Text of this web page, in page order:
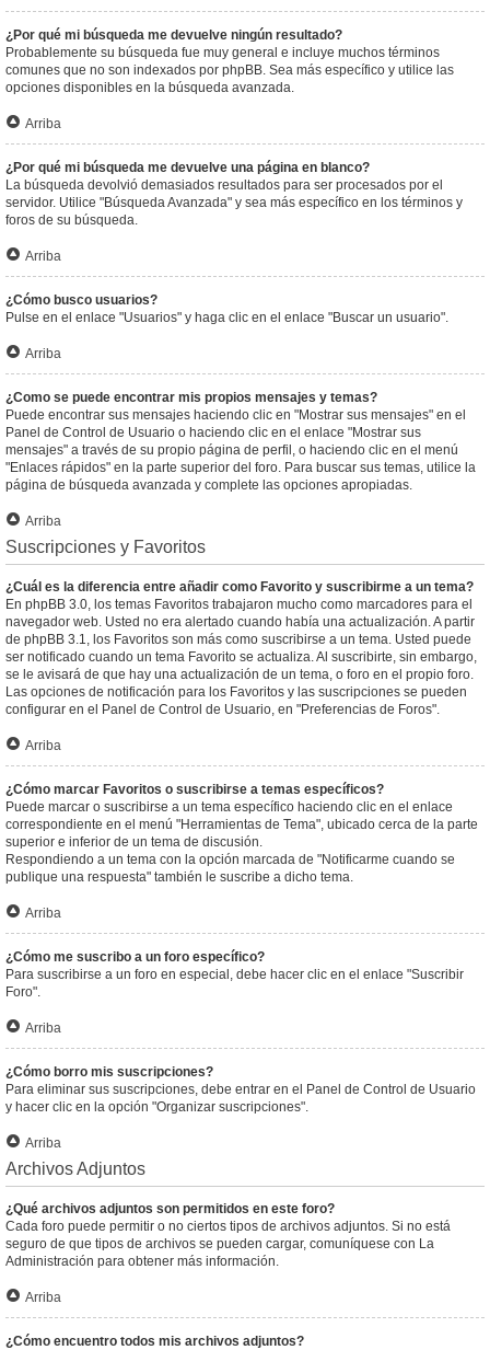
¿Por qué mi búsqueda me devuelve ningún resultado?
Probablemente su búsqueda fue muy general e incluye muchos términos
comunes que no son indexados por phpBB. Sea más específico y utilice las
opciones disponibles en la búsqueda avanzada.
Arriba
¿Por qué mi búsqueda me devuelve una página en blanco?
La búsqueda devolvió demasiados resultados para ser procesados por el
servidor. Utilice "Búsqueda Avanzada" y sea más específico en los términos y
foros de su búsqueda.
Arriba
¿Cómo busco usuarios?
Pulse en el enlace "Usuarios" y haga clic en el enlace "Buscar un usuario".
Arriba
¿Como se puede encontrar mis propios mensajes y temas?
Puede encontrar sus mensajes haciendo clic en "Mostrar sus mensajes" en el
Panel de Control de Usuario o haciendo clic en el enlace "Mostrar sus
mensajes" a través de su propio página de perfil, o haciendo clic en el menú
"Enlaces rápidos" en la parte superior del foro. Para buscar sus temas, utilice la
página de búsqueda avanzada y complete las opciones apropiadas.
Arriba
Suscripciones y Favoritos
¿Cuál es la diferencia entre añadir como Favorito y suscribirme a un tema?
En phpBB 3.0, los temas Favoritos trabajaron mucho como marcadores para el
navegador web. Usted no era alertado cuando había una actualización. A partir
de phpBB 3.1, los Favoritos son más como suscribirse a un tema. Usted puede
ser notificado cuando un tema Favorito se actualiza. Al suscribirte, sin embargo,
se le avisará de que hay una actualización de un tema, o foro en el propio foro.
Las opciones de notificación para los Favoritos y las suscripciones se pueden
configurar en el Panel de Control de Usuario, en "Preferencias de Foros".
Arriba
¿Cómo marcar Favoritos o suscribirse a temas específicos?
Puede marcar o suscribirse a un tema específico haciendo clic en el enlace
correspondiente en el menú "Herramientas de Tema", ubicado cerca de la parte
superior e inferior de un tema de discusión.
Respondiendo a un tema con la opción marcada de "Notificarme cuando se
publique una respuesta" también le suscribe a dicho tema.
Arriba
¿Cómo me suscribo a un foro específico?
Para suscribirse a un foro en especial, debe hacer clic en el enlace "Suscribir
Foro".
Arriba
¿Cómo borro mis suscripciones?
Para eliminar sus suscripciones, debe entrar en el Panel de Control de Usuario
y hacer clic en la opción "Organizar suscripciones".
Arriba
Archivos Adjuntos
¿Qué archivos adjuntos son permitidos en este foro?
Cada foro puede permitir o no ciertos tipos de archivos adjuntos. Si no está
seguro de que tipos de archivos se pueden cargar, comuníquese con La
Administración para obtener más información.
Arriba
¿Cómo encuentro todos mis archivos adjuntos?